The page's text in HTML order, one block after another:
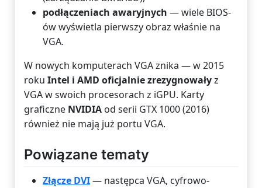
podłączeniach awaryjnych — wiele BIOS-
ów wyświetla pierwszy obraz właśnie na
VGA.
W nowych komputerach VGA znika — w 2015
roku Intel i AMD oficjalnie zrezygnowałyz
VGA w swoich procesorach z iGPU. Karty
graficzne NVIDIA od serii GTX 1000 (2016)
również nie mają już portu VGA.
Powiązane tematy
Złącze DVI— następca VGA, cyfrowo-